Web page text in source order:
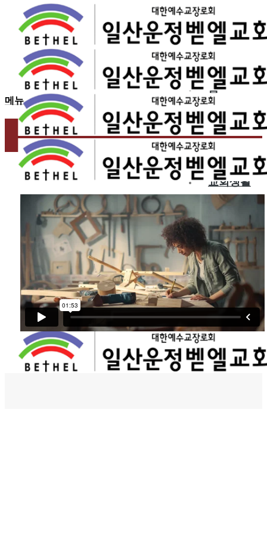
홈
교회소개
예배
교회생활
교육/양육
공동체
벧엘스토리
새가족등록
메뉴
2025.05.25
은혜로운 예배